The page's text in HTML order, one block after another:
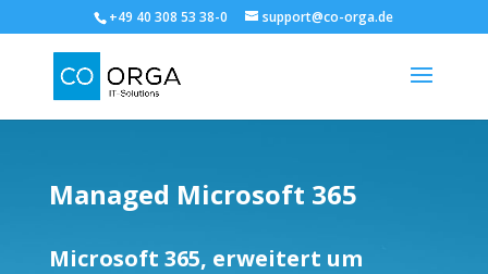
+49 40 308 53 38-0 support@co-orga.de
Managed Microsoft 365
Microsoft 365, erweitert um